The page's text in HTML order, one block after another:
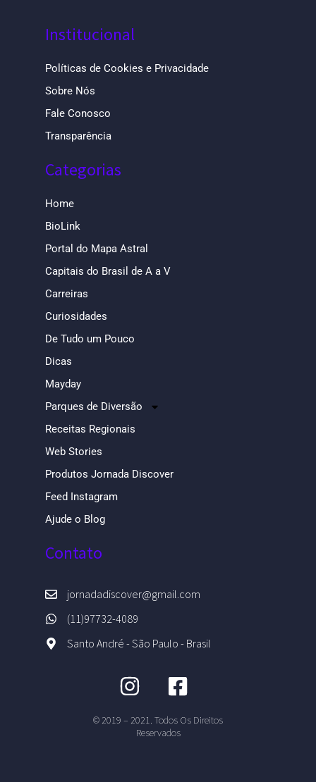
Institucional
Políticas de Cookies e Privacidade
Sobre Nós
Fale Conosco
Transparência
Categorias
Home
BioLink
Portal do Mapa Astral
Capitais do Brasil de A a V
Carreiras
Curiosidades
De Tudo um Pouco
Dicas
Mayday
Parques de Diversão
Receitas Regionais
Web Stories
Produtos Jornada Discover
Feed Instagram
Ajude o Blog
Contato
jornadadiscover@gmail.com
(11)97732-4089
Santo André - São Paulo - Brasil
© 2019 – 2021. Todos Os Direitos
Reservados